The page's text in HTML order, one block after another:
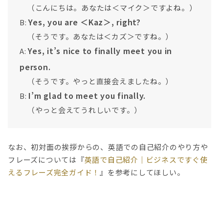
（こんにちは。あなたは＜マイク＞ですよね。）
B:Yes, you are ＜Kaz＞, right?
（そうです。あなたは＜カズ＞ですね。）
A:Yes, it’s nice to finally meet you in
person.
（そうです。やっと直接会えましたね。）
B: I’m glad to meet you finally.
（やっと会えてうれしいです。）
なお、初対面の挨拶からの、英語での自己紹介のやり方や
フレーズについては『英語で自己紹介｜ビジネスですぐ使
えるフレーズ完全ガイド！ 』を参考にしてほしい。